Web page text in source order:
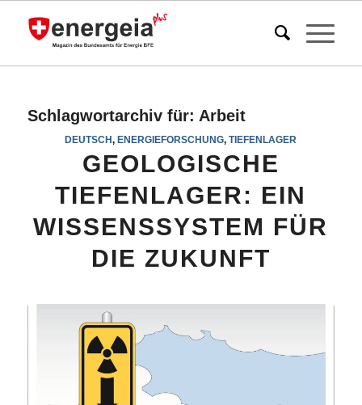
Schlagwortarchiv für: Arbeit
DEUTSCH,ENERGIEFORSCHUNG,TIEFENLAGER
GEOLOGISCHE
TIEFENLAGER: EIN
WISSENSSYSTEM FÜR
DIE ZUKUNFT